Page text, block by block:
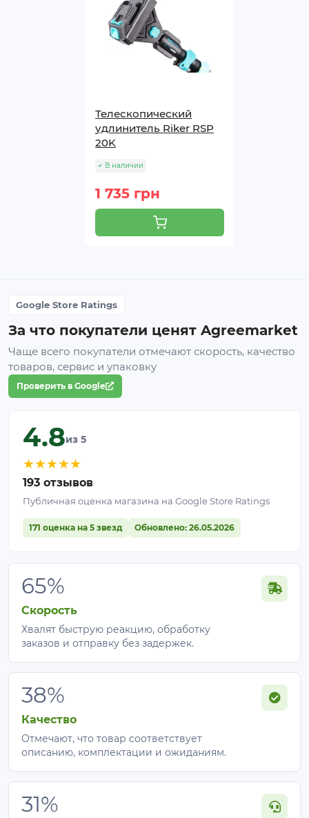
Телескопический
удлинитель Riker RSP
20K
В наличии
1 735 грн
Google Store Ratings
За что покупатели ценят Agreemarket
Чаще всего покупатели отмечают скорость, качество
товаров, сервис и упаковку
Проверить в Google
4.8из 5
★★★★★
193 отзывов
Публичная оценка магазина на Google Store Ratings
171 оценка на 5 звезд Обновлено: 26.05.2026
65%
Скорость
Хвалят быструю реакцию, обработку
заказов и отправку без задержек.
38%
Качество
Отмечают, что товар соответствует
описанию, комплектации и ожиданиям.
31%